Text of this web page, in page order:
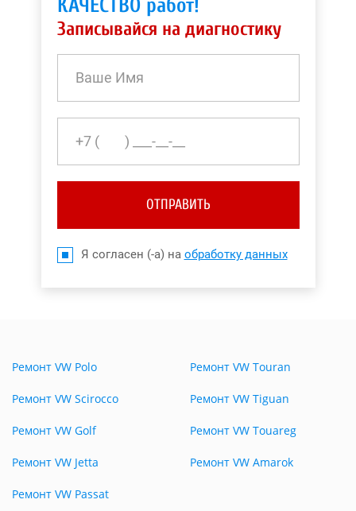
КАЧЕСТВО работ!
Записывайся на диагностику
ОТПРАВИТЬ
Я согласен (-а) на обработку данных
Ремонт VW Polo
Ремонт VW Scirocco
Ремонт VW Golf
Ремонт VW Jetta
Ремонт VW Passat
Ремонт VW Touran
Ремонт VW Tiguan
Ремонт VW Touareg
Ремонт VW Amarok